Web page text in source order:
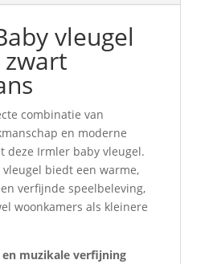
vleugel
zwart
combinatie van
en moderne
deze Irmler baby vleugel.
vleugel biedt een warme,
verfijnde speelbeleving,
woonkamers als kleinere
en muzikale verfijning